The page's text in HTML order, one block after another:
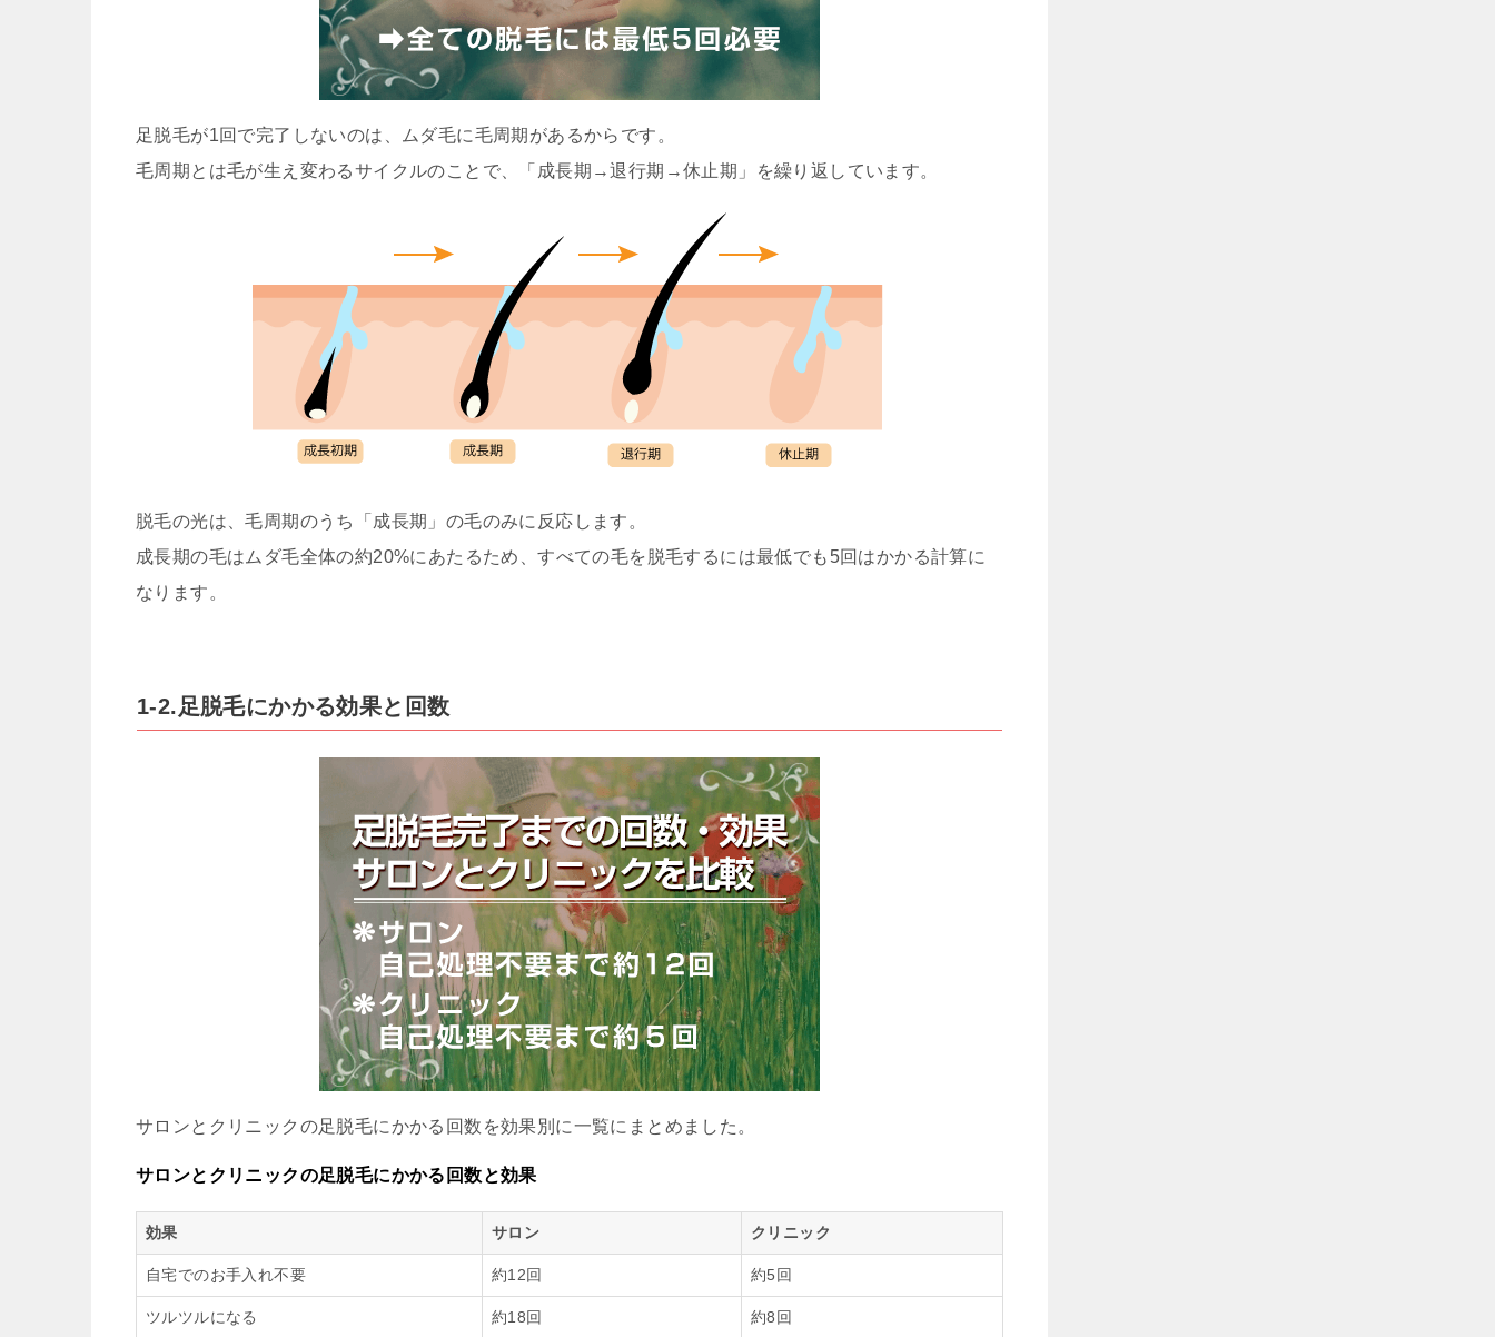
足脱毛が1回で完了しないのは、ムダ毛に毛周期があるからです。
毛周期とは毛が生え変わるサイクルのことで、「成長期→退行期→休止期」を繰り返しています。
脱毛の光は、毛周期のうち「成長期」の毛のみに反応します。
成長期の毛はムダ毛全体の約20%にあたるため、すべての毛を脱毛するには最低でも5回はかかる計算に
なります。
1-2.足脱毛にかかる効果と回数
サロンとクリニックの足脱毛にかかる回数を効果別に一覧にまとめました。
サロンとクリニックの足脱毛にかかる回数と効果
効果 サロン クリニック
自宅でのお手入れ不要 約12回 約5回
ツルツルになる 約18回 約8回